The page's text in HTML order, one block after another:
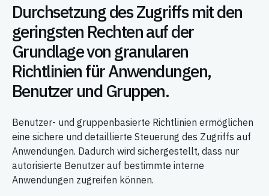
Durchsetzung des Zugriffs mit den
geringsten Rechten auf der
Grundlage von granularen
Richtlinien für Anwendungen,
Benutzer und Gruppen.
Benutzer- und gruppenbasierte Richtlinien ermöglichen
eine sichere und detaillierte Steuerung des Zugriffs auf
Anwendungen. Dadurch wird sichergestellt, dass nur
autorisierte Benutzer auf bestimmte interne
Anwendungen zugreifen können.